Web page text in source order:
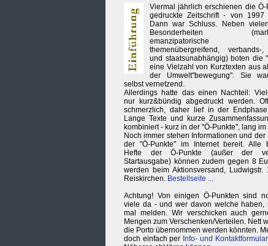
Viermal jährlich erschienen die Ö-
gedruckte Zeitschrift - von 1997
Dann war Schluss. Neben
Besonderheiten
emanzipatorische
themenübergreifend, verbands-
und staatsunabhängig) boten die
eine Vielzahl von Kurztexten aus
der Umwelt"bewegung". Sie
selbst vernetzend.
Allerdings hatte das einen Nachteil:
nur kurz&bündig abgedruckt werden.
schmerzlich, daher lief in der
Lange Texte und kurze
kombiniert - kurz in der "Ö-Punkte", lang im
Noch immer stehen Informationen und der
der "Ö-Punkte" im Internet bereit. Alle
Hefte der Ö-Punkte (außer der
Startausgabe) können zudem gegen 8
werden beim Aktionsversand, Ludwigstr.
Reiskirchen. Bestellseite ...
Achtung! Von einigen Ö-Punkten sind
viele da - und wer davon welche haben,
mal melden. Wir verschicken auch
Mengen zum Verschenken/Verteilen. Nett
die Porto übernommen werden könnten.
doch einfach per Info- und Kontaktformular